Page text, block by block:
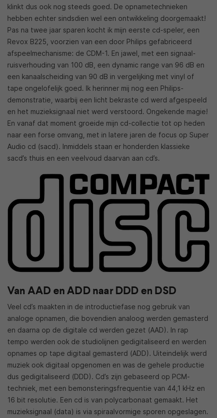
klinkt dus ook nog steeds goed. De opnametechnieken
hebben echter sindsdien wel een ontwikkeling doorgemaakt!
Pas na twee jaar sparen kocht ik mijn eerste cd-speler, een
Revox B225, voorzien van een door Philips gefabriceerd
afspeelmechanisme: de CDM-1. En jawel, met een signaal-
ruisverhouding van 100 dB, een dynamic range van 96 dB en
een kanaalscheiding van 90 dB in vergelijking met vinyl of
tape ongelofelijk goed. Ik herinner mij nog een Philips-
demonstratie, waarbij een licht bekraste cd werd afgespeeld
en het muzieksignaal niet werd verstoord. Ongekende magie!
En vanaf dat moment groeide mijn cd-collectie tot op heden
naar een forse omvang, met in latere jaren de focus op Super
Audio cd (sacd). Inmiddels staan er honderden klassieke
sacd’s thuis en een veelvoud daarvan aan cd’s.
Van AAD en ADD naar DDD en DSD
Veel cd’s maakten in de introductiefase nog gebruik van
analoge opnamen, die bovendien analoog werden gemasterd
en daarna op de digitale cd werden gezet (AAD). In rap
tempo werden ook de studiolijnen gedigitaliseerd en werden
opnames op tape digitaal gemasterd (ADD). Uiteindelijk werd
muziek ook digitaal opgenomen en was de gehele productie
dus gedigitaliseerd (DDD). Cd’s zijn gebaseerd op PCM-
techniek, met een bemonsteringsfrequentie van 44,1 kHz en
16 bit resolutie. Een cd is van polycarbonaat gemaakt. Het
muzieksignaal (data) is via spiraalvormige sporen opgeslagen.